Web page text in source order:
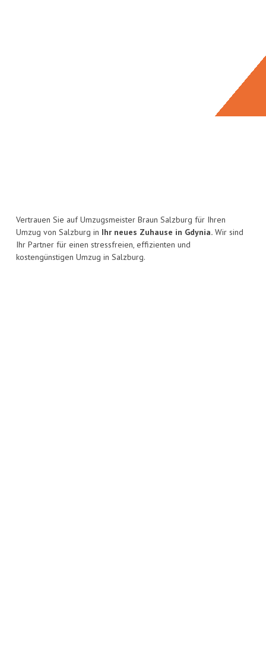
Vertrauen Sie auf Umzugsmeister Braun Salzburg für Ihren
Umzug von Salzburg in Ihr neues Zuhause in Gdynia. Wir sind
Ihr Partner für einen stressfreien, effizienten und
kostengünstigen Umzug in Salzburg.